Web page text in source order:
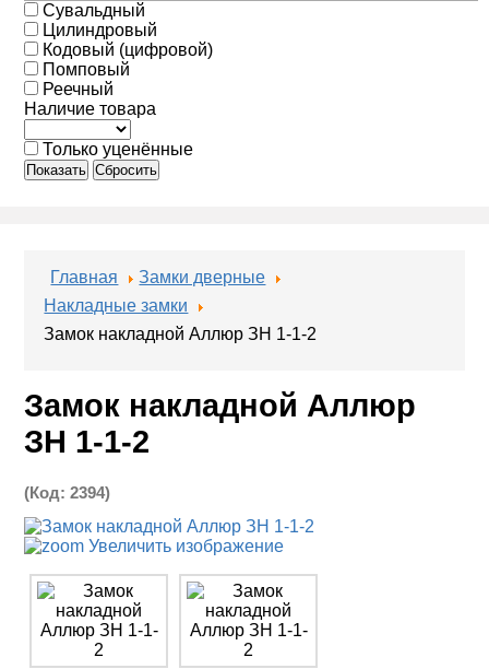
Сувальдный
Цилиндровый
Кодовый (цифровой)
Помповый
Реечный
Наличие товара
Только уценённые
Показать Сбросить
Главная
Замки дверные
Накладные замки
Замок накладной Аллюр ЗН 1-1-2
Замок накладной Аллюр
ЗН 1-1-2
(Код:2394)
Увеличить изображение